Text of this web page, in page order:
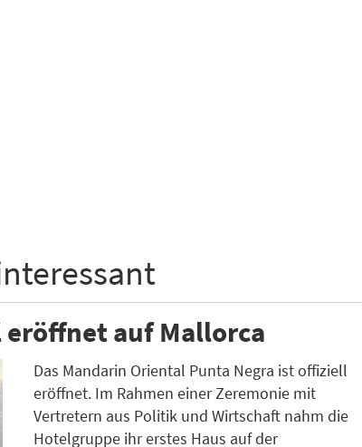
auf Mallorca
Das Mandarin Oriental Punta Negra ist offiziell
eröffnet. Im Rahmen einer Zeremonie mit
Vertretern aus Politik und Wirtschaft nahm die
Hotelgruppe ihr erstes Haus auf der